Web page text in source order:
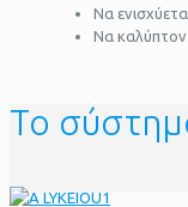
Να
Να
Το